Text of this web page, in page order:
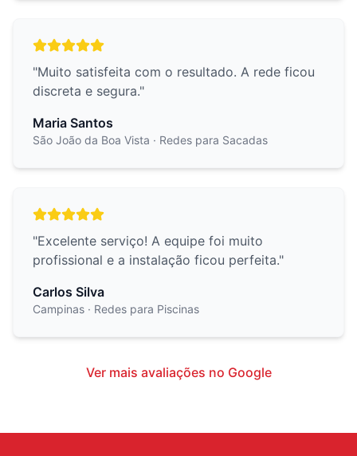
"Muito satisfeita com o resultado. A rede ficou
discreta e segura."
Maria Santos
São João da Boa Vista · Redes para Sacadas
"Excelente serviço! A equipe foi muito
profissional e a instalação ficou perfeita."
Carlos Silva
Campinas · Redes para Piscinas
Ver mais avaliações no Google